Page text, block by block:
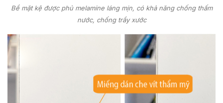
Bề mặt kệ được phủ melamine láng mịn, có khả năng chống thấm
nước, chống trầy xước